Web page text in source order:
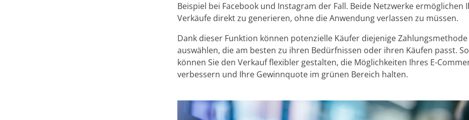
Beispiel bei Facebook und Instagram der Fall. Beide Netzwerke ermöglichen
Verkäufe direkt zu generieren, ohne die Anwendung verlassen zu müssen.
Dank dieser Funktion können potenzielle Käufer diejenige Zahlungsmethode
auswählen, die am besten zu ihren Bedürfnissen oder ihren Käufen passt.
können Sie den Verkauf flexibler gestalten, die Möglichkeiten Ihres E-
verbessern und Ihre Gewinnquote im grünen Bereich halten.